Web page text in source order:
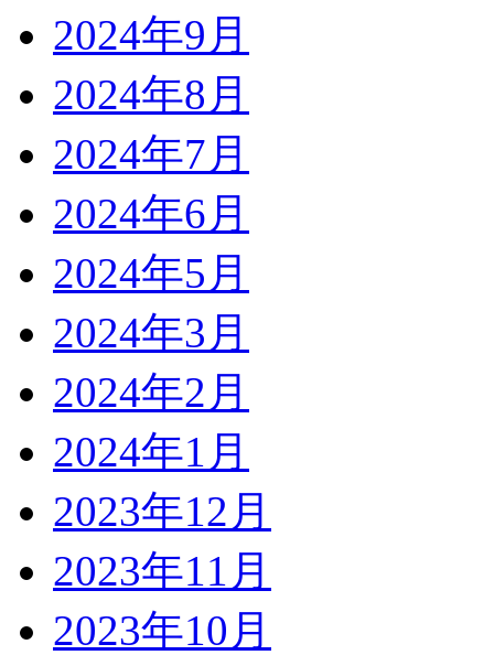
2024年9月
2024年8月
2024年7月
2024年6月
2024年5月
2024年3月
2024年2月
2024年1月
2023年12月
2023年11月
2023年10月